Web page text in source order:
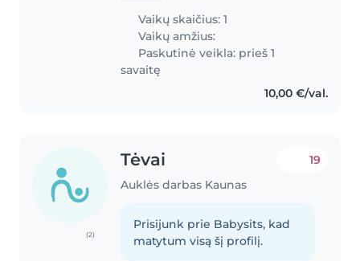
Vaikų skaičius: 1
Vaikų amžius:
Paskutinė veikla: prieš 1
savaitę
10,00 €/val.
(2)
Tėvai
Auklės darbas Kaunas
19
Prisijunk prie Babysits, kad
matytum visą šį profilį.